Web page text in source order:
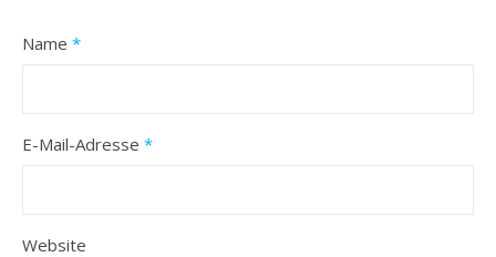
Name *
E-Mail-Adresse *
Website